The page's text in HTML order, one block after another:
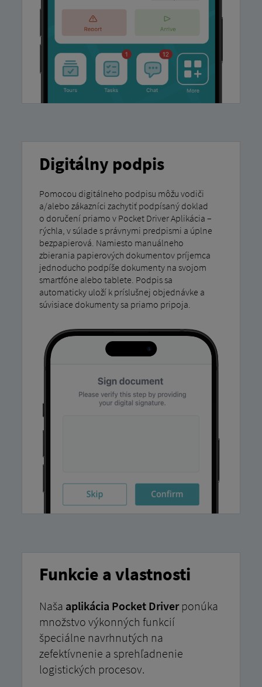
Digitálny podpis
Pomocou digitálneho podpisu môžu vodiči
a/alebo zákazníci zachytiť podpísaný doklad
o doručení priamo v Pocket Driver Aplikácia –
rýchla, v súlade s právnymi predpismi a úplne
bezpapierová. Namiesto manuálneho
zbierania papierových dokumentov príjemca
jednoducho podpíše dokumenty na svojom
smartfóne alebo tablete. Podpis sa
automaticky uloží k príslušnej objednávke a
súvisiace dokumenty sa priamo pripoja.
Funkcie a vlastnosti
Naša aplikácia Pocket Driverponúka
množstvo výkonných funkcií
špeciálne navrhnutých na
zefektívnenie a sprehľadnenie
logistických procesov.